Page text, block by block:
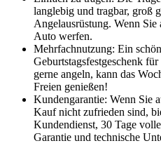
langlebig und tragbar, groß
Angelausrüstung. Wenn
Auto werfen.
Mehrfachnutzung: Ein
Geburtstagsfestgeschenk
gerne angeln, kann das
Freien genießen!
Kundengarantie: Wenn Sie
Kauf nicht zufrieden sind,
Kundendienst, 30 Tage
Garantie und technische